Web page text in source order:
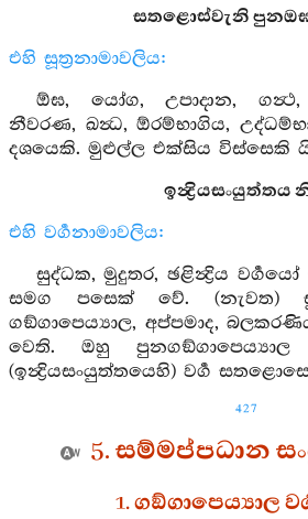
සතළොස්වැනි
එහි සූත්‍රනාමාවලිය:
ඕඝ, යෝග, උපාදාන,
නීවරණ, ඛන්‍ධ, ඕරම්භාගිය,
දශයෙකි. මුළුල්ල එක්සිය විස්සෙකි
ඉන්‍ද්‍රියසංයුත්තය
එහි වර්‍ගනාමාවලිය:
සුද්ධක, මුදුතර, ඡළින්‍ද්‍රිය වර්‍ගයෝ
සමග පසෙක් වේ. (නැවත)
ගඞ්ගාපෙය්‍යාල, අප්පමාද,
වෙති. ඔහු
(ඉන්‍ද්‍රියසංයුත්තයෙහි) වර්‍ග
427
5. සම්මප්පධාන
1. ගඞ්ගාපෙය්‍යාල